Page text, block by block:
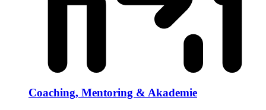
Coaching, Mentoring & Akademie